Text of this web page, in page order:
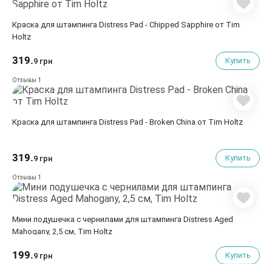
Краска для штампинга Distress Pad - Chipped Sapphire от Tim
Holtz
319.9 грн Купить
Отзывы 1
Краска для штампинга Distress Pad - Broken China от Tim Holtz
319.9 грн Купить
Отзывы 1
Мини подушечка с чернилами для штампинга Distress Aged
Mahogany, 2,5 см, Tim Holtz
199.9 грн Купить